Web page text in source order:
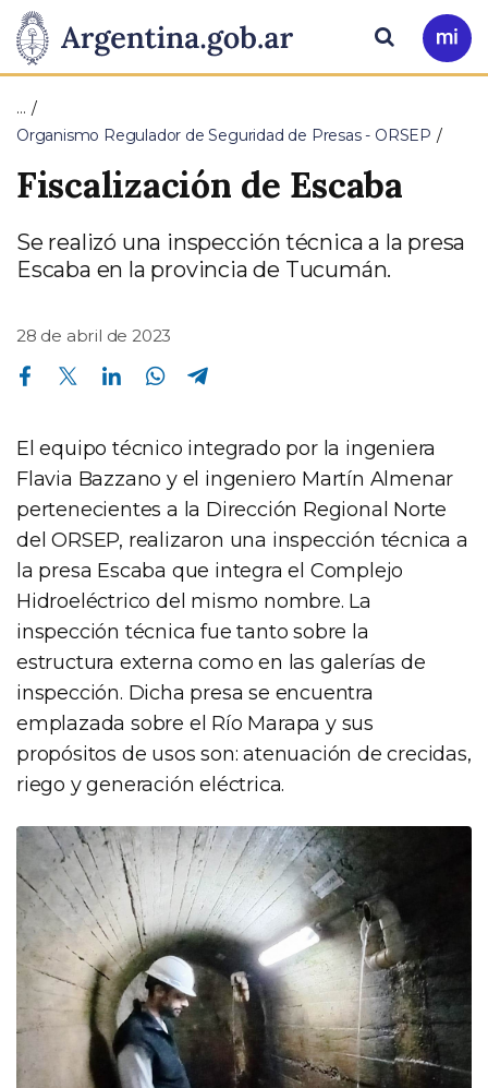
Presidencia
de
la
Nación
Pasar al contenido principal
Ir
a
Buscar
…
Organismo Regulador de Seguridad de Presas - ORSEP
Fiscalización de Escaba
Se realizó una inspección técnica a la presa
Escaba en la provincia de Tucumán.
28 de abril de 2023
Compartir en Facebook Compartir en Twitter Compartir en Linkedin Compartir en Whatsapp
El equipo técnico integrado por la ingeniera
Flavia Bazzano y el ingeniero Martín Almenar
pertenecientes a la Dirección Regional Norte
del ORSEP, realizaron una inspección técnica a
la presa Escaba que integra el Complejo
Hidroeléctrico del mismo nombre. La
inspección técnica fue tanto sobre la
estructura externa como en las galerías de
inspección. Dicha presa se encuentra
emplazada sobre el Río Marapa y sus
propósitos de usos son: atenuación de crecidas,
riego y generación eléctrica.